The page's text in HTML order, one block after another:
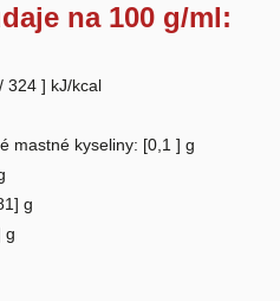
na 100 g/ml:
324 ] kJ/kcal
mastné kyseliny: [0,1 ] g
g
g